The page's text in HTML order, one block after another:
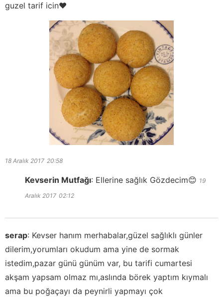
guzel tarif icin❤️
18 Aralık 2017 20:58
Kevserin Mutfağı: Ellerine sağlık Gözdecim😊 19
Aralık 2017 02:12
serap: Kevser hanım merhabalar,güzel sağlıklı günler
dilerim,yorumları okudum ama yine de sormak
istedim,pazar günü günüm var, bu tarifi cumartesi
akşam yapsam olmaz mı,aslında börek yaptım kıymalı
ama bu poğaçayı da peynirli yapmayı çok